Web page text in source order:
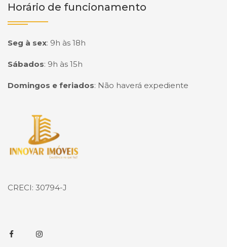
Horário de funcionamento
Seg à sex: 9h às 18h
Sábados: 9h às 15h
Domingos e feriados: Não haverá expediente
Página inicial
CRECI: 30794-J
FacebookInstagram